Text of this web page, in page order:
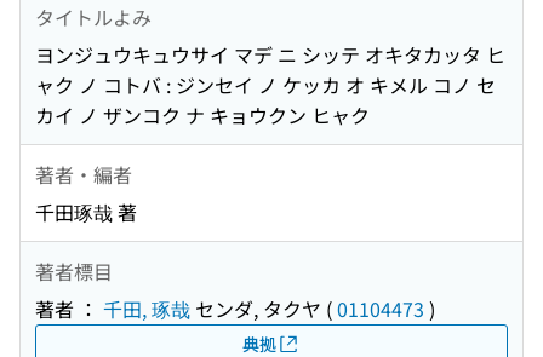
タイトルよみ
ヨンジュウキュウサイ マデ ニ シッテ オキタカッタ ヒ
ャク ノ コトバ : ジンセイ ノ ケッカ オ キメル コノ セ
カイ ノ ザンコク ナ キョウクン ヒャク
著者・編者
千田琢哉 著
著者標目
著者 ： 千田, 琢哉 センダ, タクヤ (01104473 )
典拠